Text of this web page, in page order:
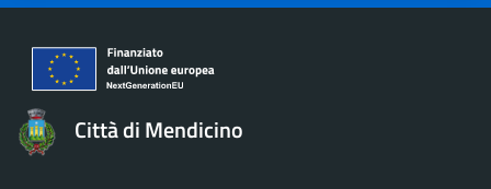
Città di Mendicino